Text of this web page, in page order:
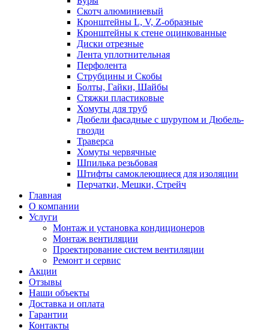
Скотч алюминиевый
Кронштейны L, V, Z-образные
Кронштейны к стене оцинкованные
Диски отрезные
Лента уплотнительная
Перфолента
Струбцины и Скобы
Болты, Гайки, Шайбы
Стяжки пластиковые
Хомуты для труб
Дюбели фасадные с шурупом и Дюбель-
гвозди
Траверса
Хомуты червячные
Шпилька резьбовая
Штифты самоклеющиеся для изоляции
Перчатки, Мешки, Стрейч
Главная
О компании
Услуги
Монтаж и установка кондиционеров
Монтаж вентиляции
Проектирование систем вентиляции
Ремонт и сервис
Акции
Отзывы
Наши объекты
Доставка и оплата
Гарантии
Контакты